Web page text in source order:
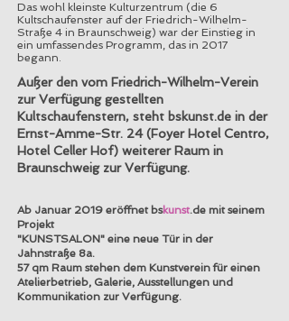
Das wohl kleinste Kulturzentrum (die 6
Kultschaufenster auf der Friedrich-Wilhelm-
Straße 4 in Braunschweig) war der Einstieg in
ein umfassendes Programm, das in 2017
begann.
Außer den vom Friedrich-Wilhelm-Verein
zur Verfügung gestellten
Kultschaufenstern, steht bskunst.de in der
Ernst-Amme-Str. 24 (Foyer Hotel Centro,
Hotel Celler Hof) weiterer Raum in
Braunschweig zur Verfügung.
Ab Januar 2019 eröffnet bskunst.de mit seinem
Projekt
"KUNSTSALON" eine neue Tür in der
Jahnstraße 8a.
57 qm Raum stehen dem Kunstverein für einen
Atelierbetrieb, Galerie, Ausstellungen und
Kommunikation zur Verfügung.